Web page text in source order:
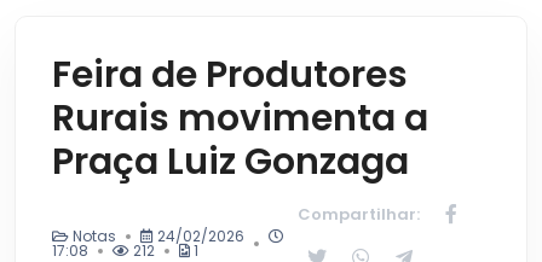
Feira de Produtores
Rurais movimenta a
Praça Luiz Gonzaga
Notas 24/02/2026
17:08 212 1
Compartilhar: